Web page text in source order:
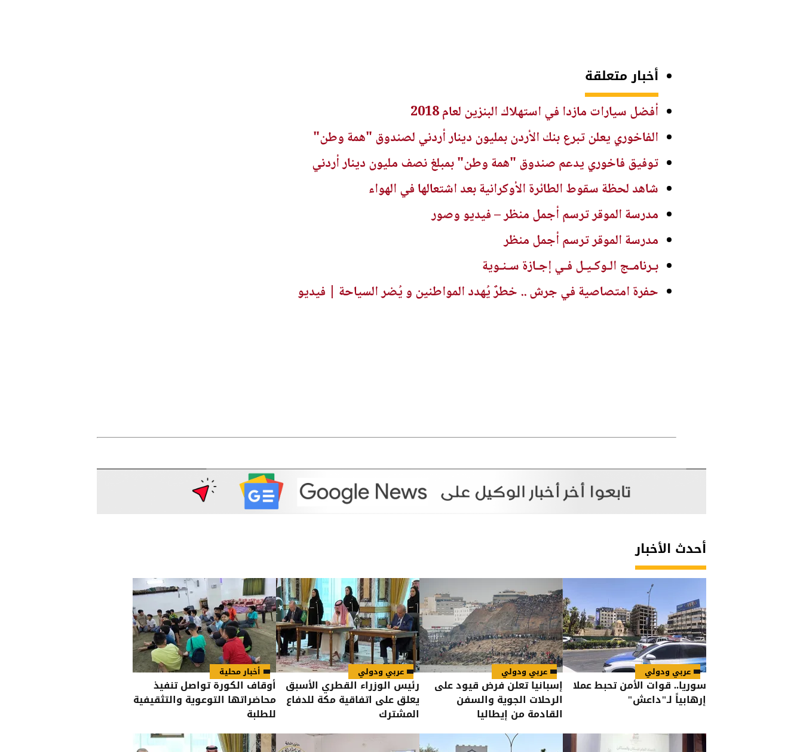
أخبار متعلقة
أفضل سيارات مازدا في استهلاك البنزين لعام 2018
الفاخوري يعلن تبرع بنك الأردن بمليون دينار أردني لصندوق "همة وطن"
توفيق فاخوري يدعم صندوق "همة وطن" بمبلغ نصف مليون دينار أردني
شاهد لحظة سقوط الطائرة الأوكرانية بعد اشتعالها في الهواء
مدرسة الموقر ترسم أجمل منظر – فيديو وصور
مدرسة الموقر ترسم أجمل منظر
بـرنامـج الـوكـيـل فـي إجـازة سـنـوية
حفرة امتصاصية في جرش .. خطرٌ يُهدد المواطنين و يُضر السياحة | فيديو
أحدث الأخبار
عربي ودولي
سوريا.. قوات الأمن تحبط عملا
إرهابياً لـ"داعش"
عربي ودولي
إسبانيا تعلن فرض قيود على
الرحلات الجوية والسفن
القادمة من إيطاليا
عربي ودولي
رئيس الوزراء القطري الأسبق
يعلق على اتفاقية مكة للدفاع
المشترك
أخبار محلية
أوقاف الكورة تواصل تنفيذ
محاضراتها التوعوية والتثقيفية
للطلبة